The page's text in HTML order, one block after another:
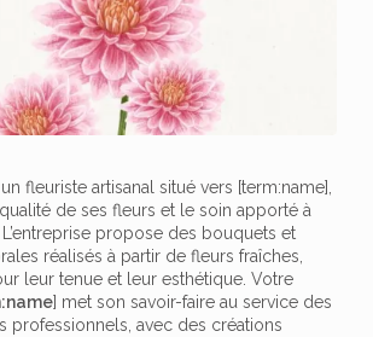
fleuriste artisanal situé vers [term:name],
de ses fleurs et le soin apporté à
propose des bouquets et
réalisés à partir de fleurs fraîches,
leur tenue et leur esthétique. Votre
] met son savoir-faire au service des
professionnels, avec des créations